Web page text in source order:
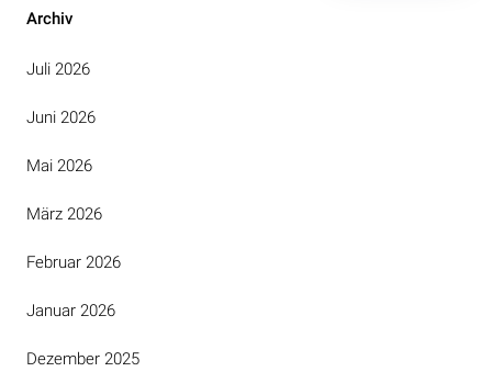
Archiv
Juli 2026
Juni 2026
Mai 2026
März 2026
Februar 2026
Januar 2026
Dezember 2025